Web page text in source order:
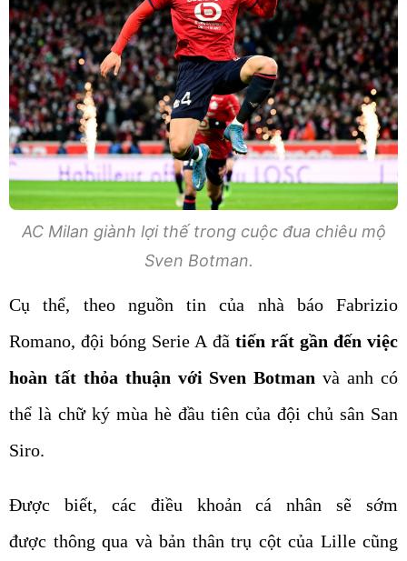
AC Milan giành lợi thế trong cuộc đua chiêu mộ
Sven Botman.
Cụ thể, theo nguồn tin của nhà báo Fabrizio
Romano, đội bóng Serie A đã tiến rất gần đến việc
hoàn tất thỏa thuận với Sven Botman và anh có
thể là chữ ký mùa hè đầu tiên của đội chủ sân San
Siro.
Được biết, các điều khoản cá nhân sẽ sớm
được thông qua và bản thân trụ cột của Lille cũng